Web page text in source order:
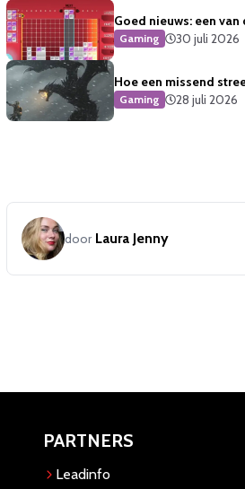
Goed nieuws: een
Gaming 30 juli 2026
Hoe een missend
Gaming 28 juli 2026
door Laura Jenny
PARTNERS
Leadinfo